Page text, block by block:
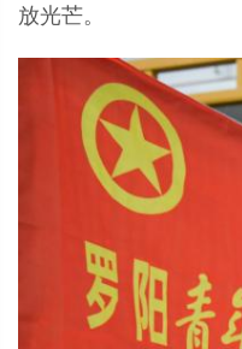
放光芒。